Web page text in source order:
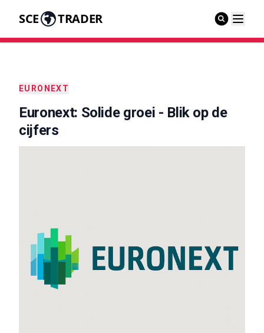
SCE TRADER
EURONEXT
Euronext: Solide groei - Blik op de
cijfers